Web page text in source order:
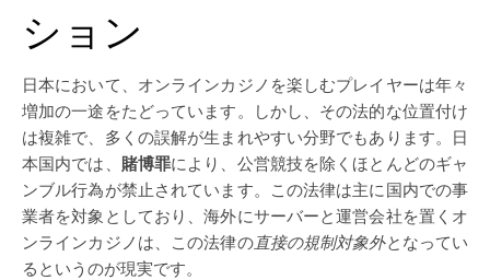
ション
日本において、オンラインカジノを楽しむプレイヤーは年々
増加の一途をたどっています。しかし、その法的な位置付け
は複雑で、多くの誤解が生まれやすい分野でもあります。日
本国内では、 賭博罪により、公営競技を除くほとんどのギャ
ンブル行為が禁止されています。この法律は主に国内での事
業者を対象としており、海外にサーバーと運営会社を置くオ
ンラインカジノは、この法律の直接の規制対象外となってい
るというのが現実です。